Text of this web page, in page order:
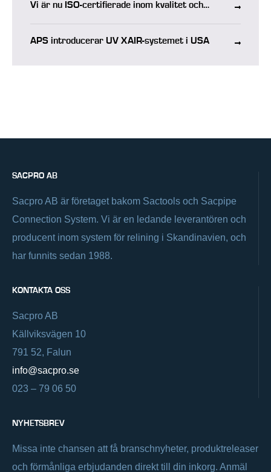
Vi är nu ISO-certifierade inom kvalitet och
APS introducerar UV XAIR-systemet i USA
SACPRO AB
Sacpro AB är företaget bakom Sactools och Sacpipe
Connection System. Vi är en ledande leverantören och
producent inom system för relining i Skandinavien, och
har funnits sedan 1988.
KONTAKTA OSS
Sacpro AB
Källviksvägen 10
791 52, Falun
info@sacpro.se
023 – 79 06 50
NYHETSBREV
Missa inte chansen att få branschnyheter, produktreleaser
och förmånliga erbjudanden direkt till din inkorg. Anmäl